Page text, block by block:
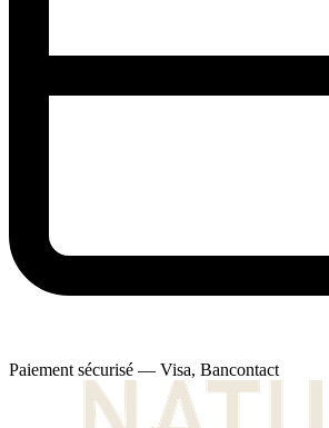
Paiement sécurisé — Visa, Bancontact